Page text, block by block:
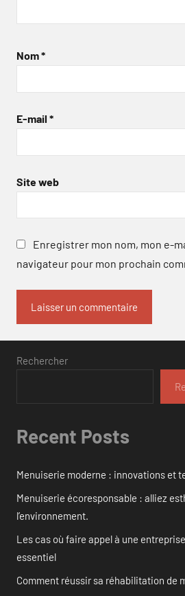
Nom*
E-mail *
Site web
Enregistrer mon nom, mon e-
navigateur pour mon prochain
Rechercher
Recent Posts
Menuiserie moderne : innovations et
Menuiserie écoresponsable : alliez
l’environnement.
Les cas où faire appel à une
essentiel
Comment réussir sa réhabilitation de